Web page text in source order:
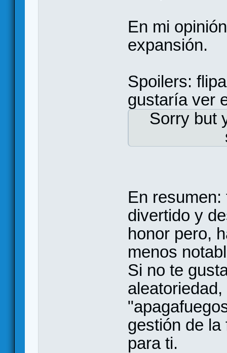
En mi
expansión.
Spoilers:
gustaría ver
Sorry but
En
divertido y
honor pero,
menos
Si no te
gestión de
para ti.